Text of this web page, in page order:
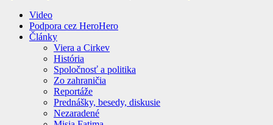
Video
Podpora cez HeroHero
Články
Viera a Cirkev
História
Spoločnosť a politika
Zo zahraničia
Reportáže
Prednášky, besedy, diskusie
Nezaradené